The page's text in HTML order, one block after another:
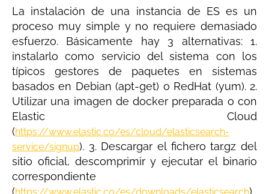
La instalación de una instancia de ES es un
proceso muy simple y no requiere demasiado
esfuerzo. Básicamente hay 3 alternativas: 1.
instalarlo como servicio del sistema con los
típicos gestores de paquetes en sistemas
basados en Debian (apt-get) o RedHat (yum). 2.
Utilizar una imagen de docker preparada o con
Elastic Cloud
(https://www.elastic.co/es/cloud/elasticsearch-
service/signup). 3. Descargar el fichero tar.gz del
sitio oficial, descomprimir y ejecutar el binario
correspondiente
(
).